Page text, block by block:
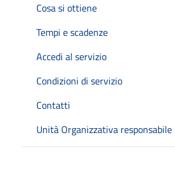
Cosa si ottiene
Tempi e scadenze
Accedi al servizio
Condizioni di servizio
Contatti
Unità Organizzativa responsabile